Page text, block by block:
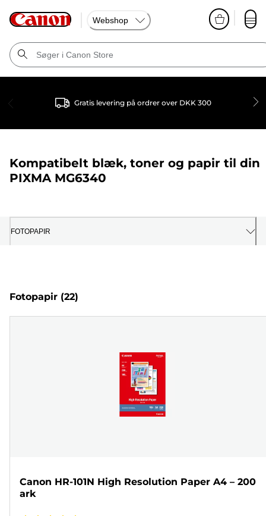
Webshop
Gratis levering på ordrer over DKK 300
Kompatibelt blæk, toner og papir til din
PIXMA MG6340
FOTOPAPIR
Fotopapir (22)
Canon HR-101N High Resolution Paper A4 – 200
ark